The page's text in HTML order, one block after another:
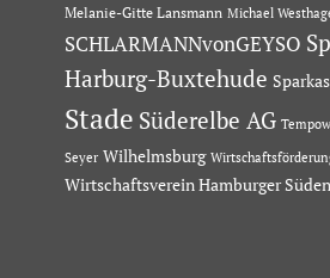
Melanie-Gitte Lansmann Michael
SCHLARMANNvonGEYSO
Harburg-Buxtehude
Stade Süderelbe AG
Seyer Wilhelmsburg
Wirtschaftsverein Hamburger Süden